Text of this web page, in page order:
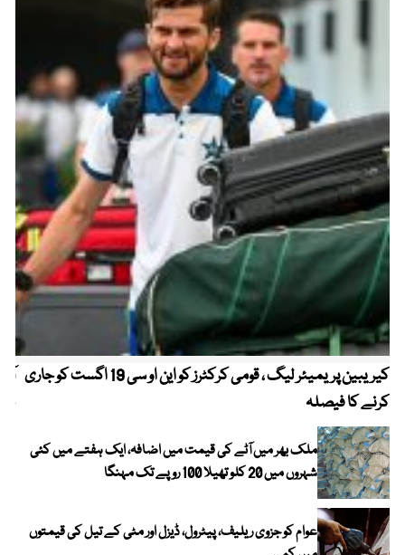
کیریبین پریمیئر لیگ ، قومی کرکٹرز کو این او سی 19 اگست کو جاری
کرنے کا فیصلہ
ملک بھر میں آٹے کی قیمت میں اضافہ، ایک ہفتے میں کئی
شہروں میں 20 کلو تھیلا 100 روپے تک مہنگا
عوام کو جزوی ریلیف، پیٹرول، ڈیزل اور مٹی کے تیل کی قیمتوں